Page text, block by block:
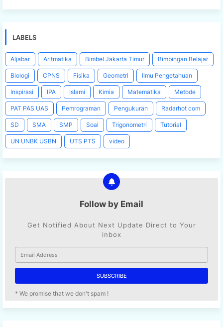
LABELS
Aljabar Aritmatika Bimbel Jakarta Timur Bimbingan Belajar
Biologi CPNS Fisika Geometri Ilmu Pengetahuan
Inspirasi IPA Islami Kimia Matematika Metode
PAT PAS UAS Pemrograman Pengukuran Radarhot com
SD SMA SMP Soal Trigonometri Tutorial
UN UNBK USBN UTS PTS video
Follow by Email
Get Notified About Next Update Direct to Your
inbox
* We promise that we don't spam !